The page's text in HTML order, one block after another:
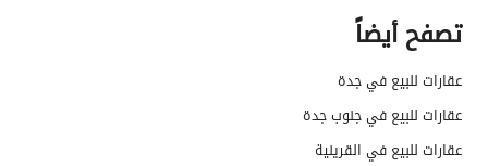
رقم صك الملكية
واجهة العقار
حدود واطوال العقار
تصفح أيضاً
عقارات للبيع في جدة
عقارات للبيع في جنوب جدة
عقارات للبيع في القرينية